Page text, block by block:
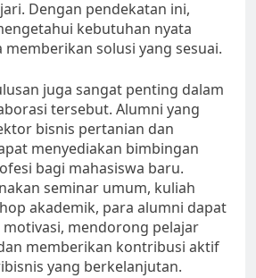
Dengan pendekatan ini,
kebutuhan nyata
solusi yang sesuai.
juga sangat penting dalam
tersebut. Alumni yang
bisnis pertanian dan
menyediakan bimbingan
bagi mahasiswa baru.
seminar umum, kuliah
akademik, para alumni dapat
mendorong pelajar
memberikan kontribusi aktif
yang berkelanjutan.